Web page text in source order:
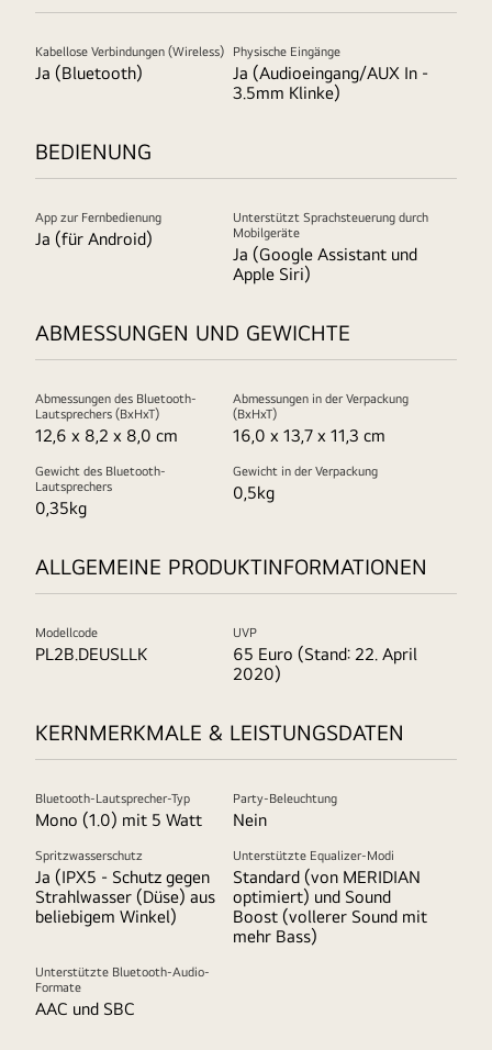
Kabellose Verbindungen (Wireless)
Ja (Bluetooth)
Physische Eingänge
Ja (Audioeingang/AUX In -
3.5mm Klinke)
BEDIENUNG
App zur Fernbedienung
Ja (für Android)
Unterstützt Sprachsteuerung durch
Mobilgeräte
Ja (Google Assistant und
Apple Siri)
ABMESSUNGEN UND GEWICHTE
Abmessungen des Bluetooth-
Lautsprechers (BxHxT)
12,6 x 8,2 x 8,0 cm
Abmessungen in der Verpackung
(BxHxT)
16,0 x 13,7 x 11,3 cm
Gewicht des Bluetooth-
Lautsprechers
0,35kg
Gewicht in der Verpackung
0,5kg
ALLGEMEINE PRODUKTINFORMATIONEN
Modellcode
PL2B.DEUSLLK
UVP
65 Euro (Stand: 22. April
2020)
KERNMERKMALE & LEISTUNGSDATEN
Bluetooth-Lautsprecher-Typ
Mono (1.0) mit 5 Watt
Party-Beleuchtung
Nein
Spritzwasserschutz
Ja (IPX5 - Schutz gegen
Strahlwasser (Düse) aus
beliebigem Winkel)
Unterstützte Equalizer-Modi
Standard (von MERIDIAN
optimiert) und Sound
Boost (vollerer Sound mit
mehr Bass)
Unterstützte Bluetooth-Audio-
Formate
AAC und SBC